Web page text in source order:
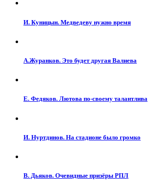
И. Куницын. Медведеву нужно время
А.Журанков. Это будет другая Валиева
Е. Федяков. Лютова по-своему талантлива
И. Нуртдинов. На стадионе было громко
В. Дьяков. Очевидные призёры РПЛ